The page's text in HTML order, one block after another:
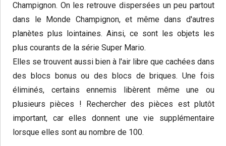
Champignon. On les retrouve dispersées un peu partout
dans le Monde Champignon, et même dans d'autres
planètes plus lointaines. Ainsi, ce sont les objets les
plus courants de la série Super Mario.
Elles se trouvent aussi bien à l'air libre que cachées dans
des blocs bonus ou des blocs de briques. Une fois
éliminés, certains ennemis libèrent même une ou
plusieurs pièces ! Rechercher des pièces est plutôt
important, car elles donnent une vie supplémentaire
lorsque elles sont au nombre de 100.